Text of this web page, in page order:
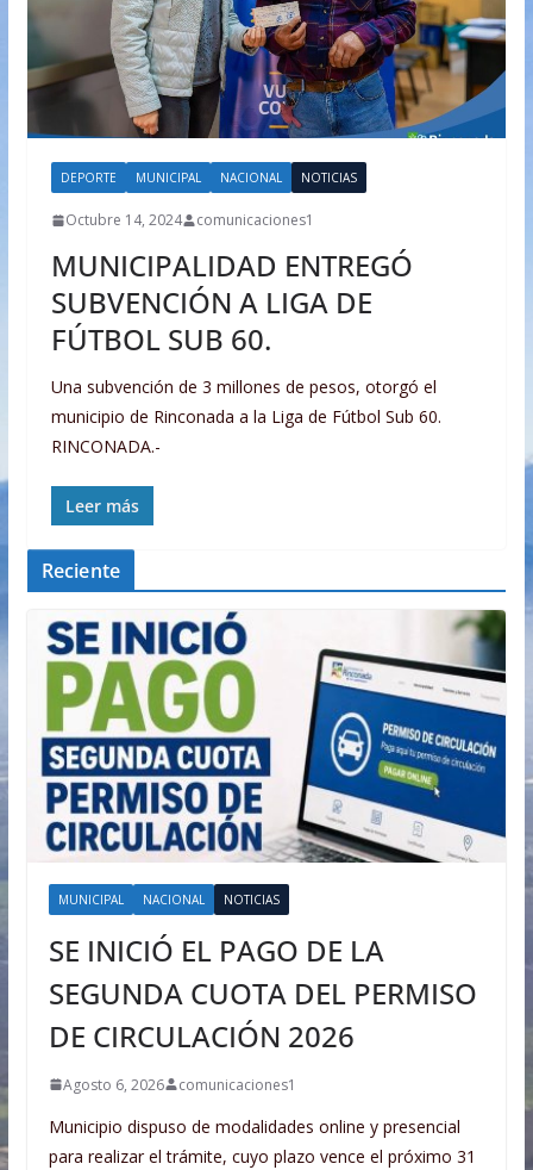
DEPORTE MUNICIPAL NACIONAL NOTICIAS
Octubre 14, 2024 comunicaciones1
MUNICIPALIDAD ENTREGÓ
SUBVENCIÓN A LIGA DE
FÚTBOL SUB 60.
Una subvención de 3 millones de pesos, otorgó el
municipio de Rinconada a la Liga de Fútbol Sub 60.
RINCONADA.-
Leer más
Reciente
MUNICIPAL NACIONAL NOTICIAS
SE INICIÓ EL PAGO DE LA
SEGUNDA CUOTA DEL PERMISO
DE CIRCULACIÓN 2026
Agosto 6, 2026 comunicaciones1
Municipio dispuso de modalidades online y presencial
para realizar el trámite, cuyo plazo vence el próximo 31